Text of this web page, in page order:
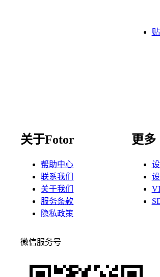
关于Fotor
帮助中心
联系我们
关于我们
服务条款
隐私政策
更多
微信服务号